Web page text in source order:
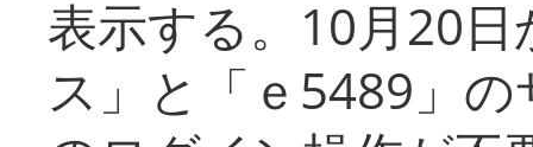
表示する。10月20
ス」と「ｅ5489」